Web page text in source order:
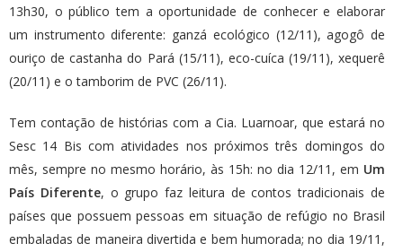
13h30, o público tem a oportunidade de conhecer e elaborar
um instrumento diferente: ganzá ecológico (12/11), agogô de
ouriço de castanha do Pará (15/11), eco-cuíca (19/11), xequerê
(20/11) e o tamborim de PVC (26/11).
Tem contação de histórias com a Cia. Luarnoar, que estará no
Sesc 14 Bis com atividades nos próximos três domingos do
mês, sempre no mesmo horário, às 15h: no dia 12/11, em Um
País Diferente, o grupo faz leitura de contos tradicionais de
países que possuem pessoas em situação de refúgio no Brasil
embaladas de maneira divertida e bem humorada; no dia 19/11,